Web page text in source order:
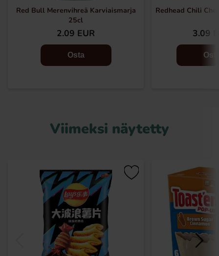
Red Bull Merenvihreä Karviaismarja
25cl
2.09 EUR
Osta
Redhead Chili
3.09
Viimeksi näytetty